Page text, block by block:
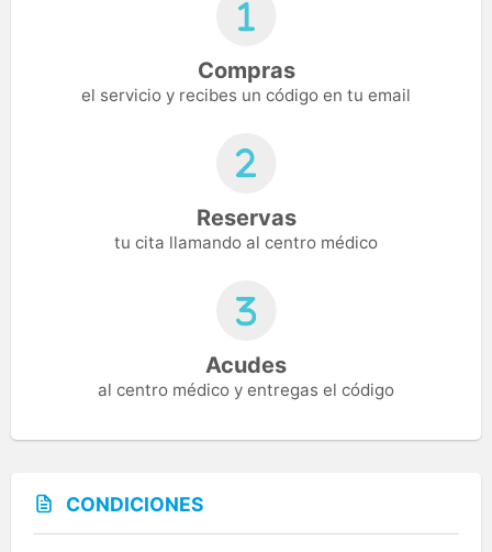
Compras
el servicio y recibes un código en tu email
Reservas
tu cita llamando al centro médico
Acudes
al centro médico y entregas el código
CONDICIONES